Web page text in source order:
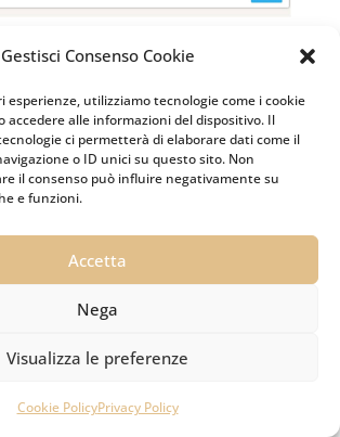
Gestisci Consenso Cookie
esperienze, utilizziamo tecnologie come i cookie
accedere alle informazioni del dispositivo. Il
ci permetterà di elaborare dati come il
o ID unici su questo sito. Non
il consenso può influire negativamente su
e funzioni.
Accetta
Nega
Visualizza le preferenze
Cookie PolicyPrivacy Policy

Contattaci